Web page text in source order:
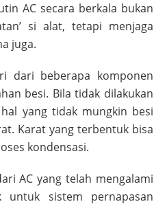
AC secara berkala bukan
si alat, tetapi menjaga
juga.
dari beberapa komponen
besi. Bila tidak dilakukan
yang tidak mungkin besi
Karat yang terbentuk bisa
kondensasi.
AC yang telah mengalami
sistem pernapasan